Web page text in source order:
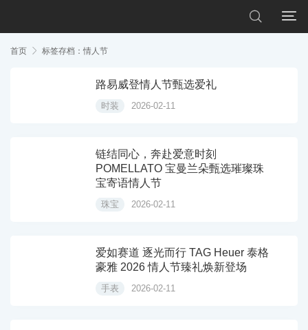


首页  标签存档：情人节
路易威登情人节甄选爱礼
时装 2026-02-11
链结同心，奔赴爱意时刻
POMELLATO 宝曼兰朵甄选璀璨珠
宝寄语情人节
珠宝 2026-02-11
爱如赛道 逐光而行 TAG Heuer 泰格
豪雅 2026 情人节臻礼焕新登场
手表 2026-02-11